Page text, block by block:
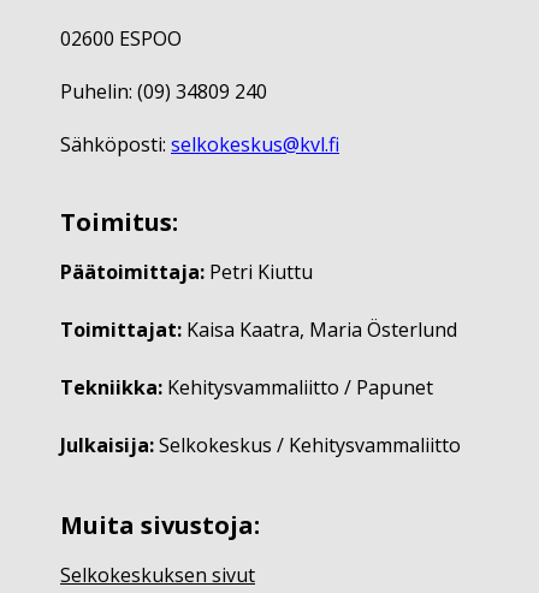
02600 ESPOO
Puhelin: (09) 34809 240
Sähköposti: selkokeskus@kvl.fi
Toimitus:
Päätoimittaja: Petri Kiuttu
Toimittajat: Kaisa Kaatra, Maria Österlund
Tekniikka: Kehitysvammaliitto / Papunet
Julkaisija:Selkokeskus / Kehitysvammaliitto
Muita sivustoja:
Selkokeskuksen sivut